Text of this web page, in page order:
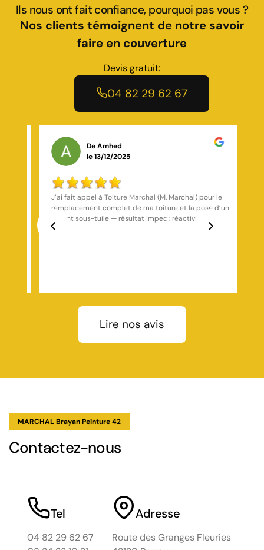
Ils nous ont fait confiance, pourquoi pas vous ?
Nos clients témoignent de notre savoir
faire en couverture
Devis gratuit:
04 82 29 62 67
De Ernest Garceau
le 08/06/2026
Je recommande vivement Société Marchal à Saint-
Germain-Laval pour tous vos travaux d’aménagement
et d’entretien paysager. Une équipe compétente,
réactive et soucieuse de la satisfaction de ses
Lire nos avis
MARCHAL Brayan Peinture 42
Contactez-nous
Tel
04 82 29 62 67
Adresse
Route des Granges Fleuries